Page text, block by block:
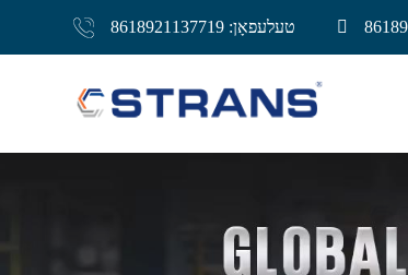
טעלעפאָן: 8618921137719